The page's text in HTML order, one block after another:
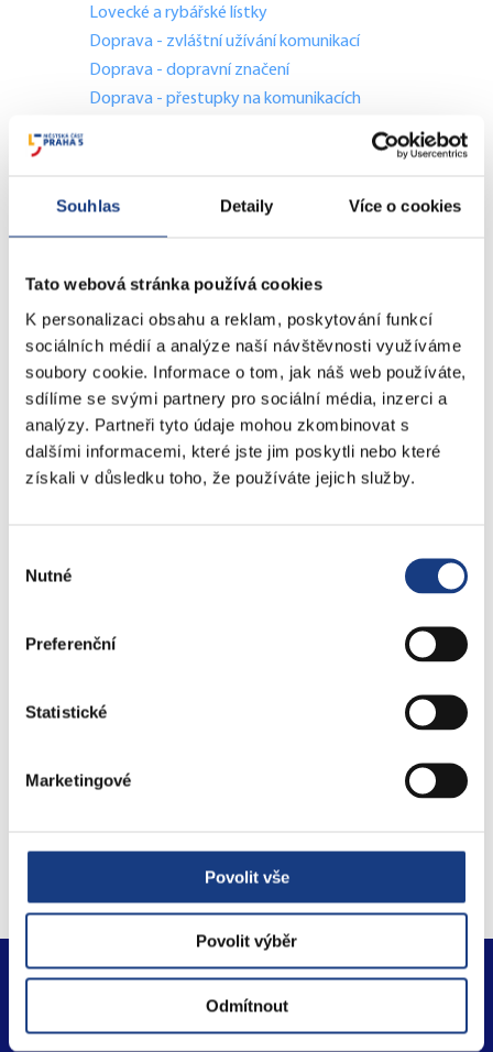
Souhlas Detaily Více o cookies
Tato webová stránka používá cookies
K personalizaci obsahu a reklam, poskytování funkcí
sociálních médií a analýze naší návštěvnosti využíváme
soubory cookie. Informace o tom, jak náš web používáte,
sdílíme se svými partnery pro sociální média, inzerci a
analýzy. Partneři tyto údaje mohou zkombinovat s
dalšími informacemi, které jste jim poskytli nebo které
získali v důsledku toho, že používáte jejich služby.
souhlasu
Nutné
Preferenční
Statistické
Marketingové
Povolit vše
Povolit výběr
Odmítnout
Lovecké a rybářské lístky
Doprava - zvláštní užívání komunikací
Doprava - dopravní značení
Doprava - přestupky na komunikacích
Štefánikova 13,15
Informace
Osobní doklady
Czech POINT
Matriční záležitosti
Poplatky
Přestupky obecné
Volby
Preslova 5
Městská část Praha 5
nám. 14. října 1381/4